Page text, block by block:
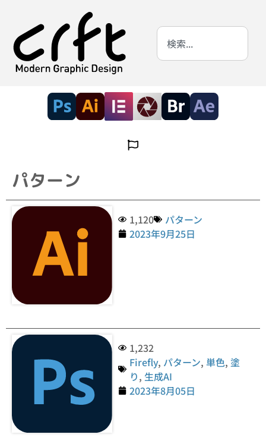
パターン
1,120
パターン
2023年9月25日
1,232
Firefly, パターン,単色, 塗
り, 生成AI
2023年8月05日